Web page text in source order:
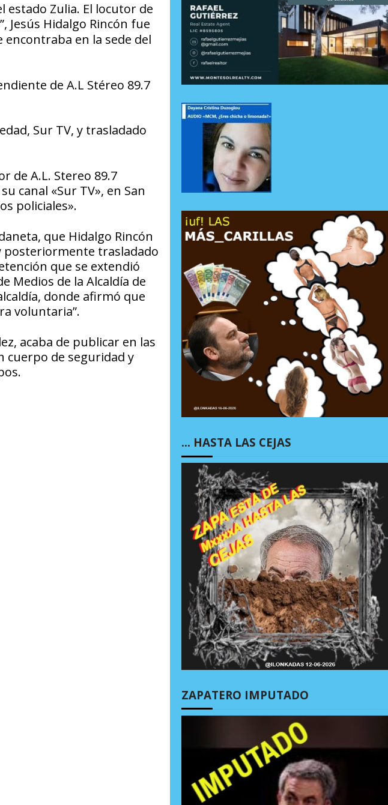
estado Zulia. El locutor de
”, Jesús Hidalgo Rincón fue
en la sede del
de A.L Stéreo 89.7
Sur TV, y trasladado
de A.L. Stereo 89.7
canal «Sur TV», en San
policiales».
que Hidalgo Rincón
posteriormente trasladado
que se extendió
Medios de la Alcaldía de
donde afirmó que
voluntaria”.
acaba de publicar en las
cuerpo de seguridad y
… HASTA LAS CEJAS
ZAPATERO IMPUTADO